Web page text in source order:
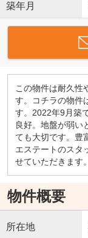
築年月
この物件は耐久性
す。コチラの物件
す。2022年9月築
良好。地盤が弱い
ても大切です。
エステートのスタ
せていただきます。
物件概要
所在地